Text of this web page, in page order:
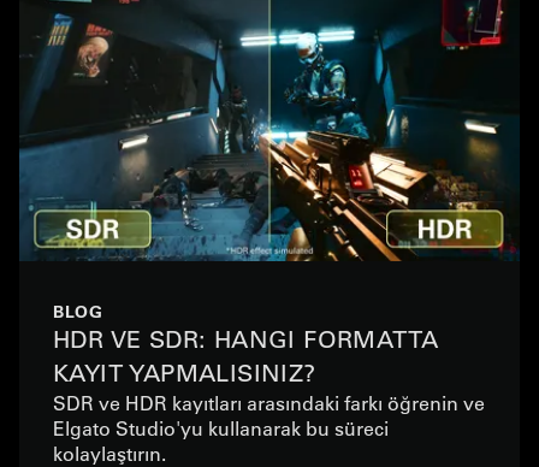
BLOG
HDR VE SDR: HANGI FORMATTA
KAYIT YAPMALISINIZ?
SDR ve HDR kayıtları arasındaki farkı öğrenin ve
Elgato Studio'yu kullanarak bu süreci
kolaylaştırın.